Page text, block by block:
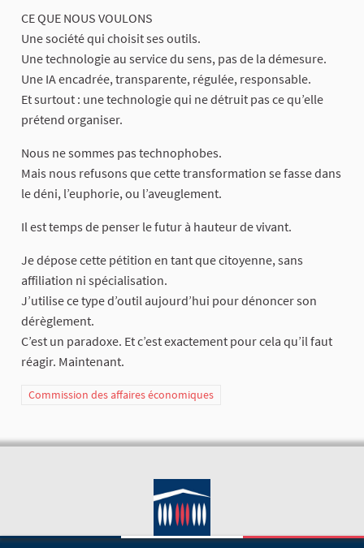
CE QUE NOUS VOULONS
Une société qui choisit ses outils.
Une technologie au service du sens, pas de la démesure.
Une IA encadrée, transparente, régulée, responsable.
Et surtout : une technologie qui ne détruit pas ce qu’elle
prétend organiser.
Nous ne sommes pas technophobes.
Mais nous refusons que cette transformation se fasse dans
le déni, l’euphorie, ou l’aveuglement.
Il est temps de penser le futur à hauteur de vivant.
Je dépose cette pétition en tant que citoyenne, sans
affiliation ni spécialisation.
J’utilise ce type d’outil aujourd’hui pour dénoncer son
dérèglement.
C’est un paradoxe. Et c’est exactement pour cela qu’il faut
réagir. Maintenant.
Commission des affaires économiques